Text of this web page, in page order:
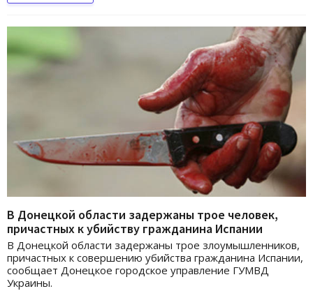
В Донецкой области задержаны трое человек,
причастных к убийству гражданина Испании
В Донецкой области задержаны трое злоумышленников,
причастных к совершению убийства гражданина Испании,
сообщает Донецкое городское управление ГУМВД
Украины.